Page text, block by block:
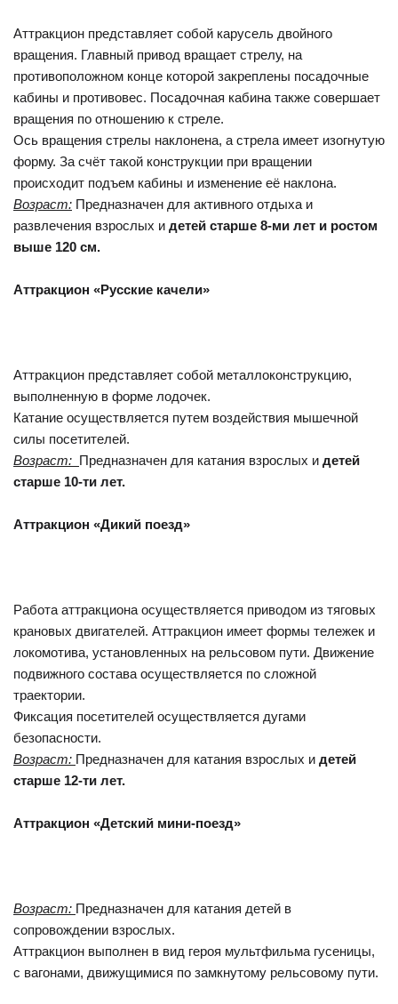
Аттракцион представляет собой карусель двойного
вращения. Главный привод вращает стрелу, на
противоположном конце которой закреплены посадочные
кабины и противовес. Посадочная кабина также совершает
вращения по отношению к стреле.
Ось вращения стрелы наклонена, а стрела имеет изогнутую
форму. За счёт такой конструкции при вращении
происходит подъем кабины и изменение её наклона.
Возраст: Предназначен для активного отдыха и
развлечения взрослых и детей старше 8-ми лет и ростом
выше 120 см.
Аттракцион «Русские качели»
Аттракцион представляет собой металлоконструкцию,
выполненную в форме лодочек.
Катание осуществляется путем воздействия мышечной
силы посетителей.
Возраст: Предназначен для катания взрослых и детей
старше 10-ти лет.
Аттракцион «Дикий поезд»
Работа аттракциона осуществляется приводом из тяговых
крановых двигателей. Аттракцион имеет формы тележек и
локомотива, установленных на рельсовом пути. Движение
подвижного состава осуществляется по сложной
траектории.
Фиксация посетителей осуществляется дугами
безопасности.
Возраст: Предназначен для катания взрослых и детей
старше 12-ти лет.
Аттракцион «Детский мини-поезд»
Возраст: Предназначен для катания детей в
сопровождении взрослых.
Аттракцион выполнен в вид героя мультфильма гусеницы,
с вагонами, движущимися по замкнутому рельсовому пути.